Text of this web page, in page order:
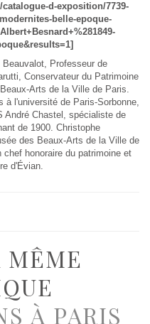
d-exposition/7739-
belle-epoque-
Beauvalot, Professeur de
Conservateur du Patrimoine
Arts de la Ville de Paris.
à l'université de Paris-Sorbonne,
André Chastel, spécialiste de
de 1900. Christophe
des Beaux-Arts de la Ville de
honoraire du patrimoine et
d'Évian.
MÊME
À PARIS